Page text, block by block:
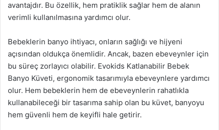
avantajdır. Bu özellik, hem pratiklik sağlar hem de alanın
verimli kullanılmasına yardımcı olur.
Bebeklerin banyo ihtiyacı, onların sağlığı ve hijyeni
açısından oldukça önemlidir. Ancak, bazen ebeveynler için
bu süreç zorlayıcı olabilir. Evokids Katlanabilir Bebek
Banyo Küveti, ergonomik tasarımıyla ebeveynlere yardımcı
olur. Hem bebeklerin hem de ebeveynlerin rahatlıkla
kullanabileceği bir tasarıma sahip olan bu küvet, banyoyu
hem güvenli hem de keyifli hale getirir.